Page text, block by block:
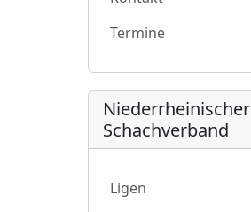
Termine
Niederrheinischer
Schachverband
Ligen